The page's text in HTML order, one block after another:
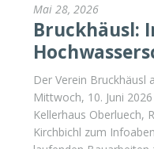
Mai 28, 2026
Bruckhäusl:
Der Verein Bruckhäusl
Mittwoch, 10. Juni
Kellerhaus Oberluech,
Kirchbichl zum